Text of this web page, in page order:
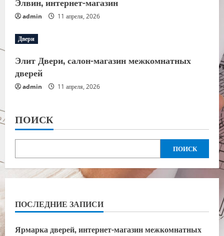
admin 11 апреля, 2026
Двери
Элит Двери, салон-магазин межкомнатных
дверей
admin 11 апреля, 2026
ПОИСК
ПОИСК
ПОСЛЕДНИЕ ЗАПИСИ
Ярмарка дверей, интернет-магазин межкомнатных